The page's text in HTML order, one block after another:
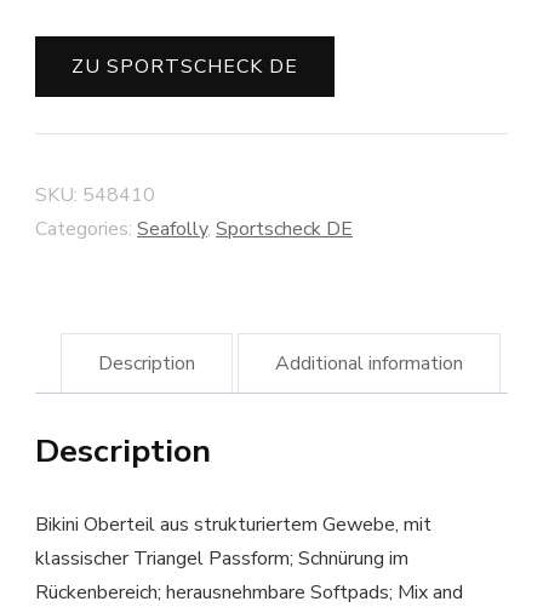
ZU SPORTSCHECK DE
SKU: 548410
Categories: Seafolly, Sportscheck DE
Description Additional information
Description
Bikini Oberteil aus strukturiertem Gewebe, mit
klassischer Triangel Passform; Schnürung im
Rückenbereich; herausnehmbare Softpads; Mix and